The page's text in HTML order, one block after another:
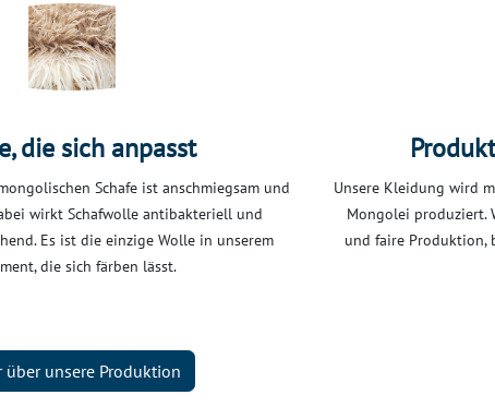
die sich anpasst
Schafe ist anschmiegsam und
wirkt Schafwolle antibakteriell und
Es ist die einzige Wolle in unserem
die sich färben lässt.
Unsere Kleidung wird
Mongolei produziert.
und faire Produktion,
über unsere Produktion